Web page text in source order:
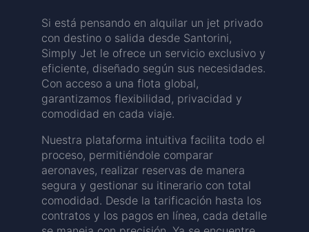
Si está pensando en alquilar un jet privado
con destino o salida desde Santorini,
Simply Jet le ofrece un servicio exclusivo y
eficiente, diseñado según sus necesidades.
Con acceso a una flota global,
garantizamos flexibilidad, privacidad y
comodidad en cada viaje.
Nuestra plataforma intuitiva facilita todo el
proceso, permitiéndole comparar
aeronaves, realizar reservas de manera
segura y gestionar su itinerario con total
comodidad. Desde la tarificación hasta los
contratos y los pagos en línea, cada detalle